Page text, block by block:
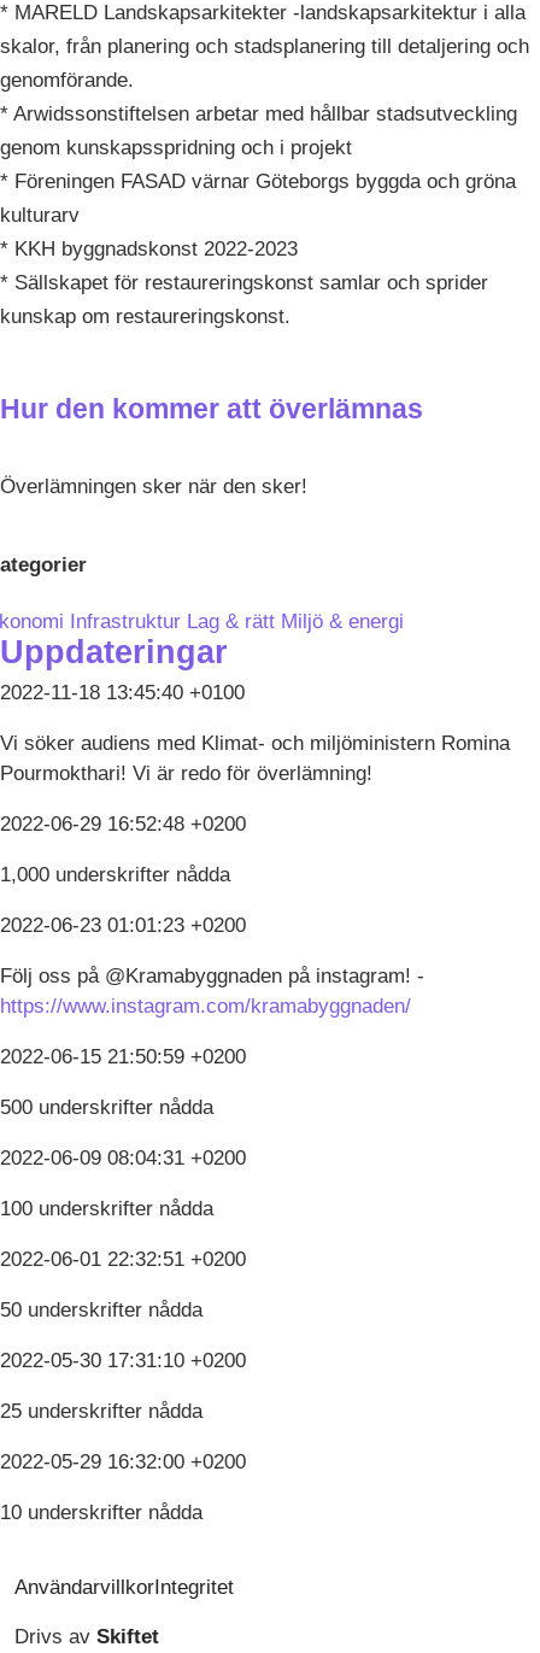
* MARELD Landskapsarkitekter -landskapsarkitektur i alla
skalor, från planering och stadsplanering till detaljering och
genomförande.
* Arwidssonstiftelsen arbetar med hållbar stadsutveckling
genom kunskapsspridning och i projekt
* Föreningen FASAD värnar Göteborgs byggda och gröna
kulturarv
* KKH byggnadskonst 2022-2023
* Sällskapet för restaureringskonst samlar och sprider
kunskap om restaureringskonst.
Hur den kommer att överlämnas
Överlämningen sker när den sker!
Infrastruktur Lag & rätt Miljö & energi
Uppdateringar
2022-11-18 13:45:40 +0100
Vi söker audiens med Klimat- och miljöministern Romina
Pourmokthari! Vi är redo för överlämning!
2022-06-29 16:52:48 +0200
1,000 underskrifter nådda
2022-06-23 01:01:23 +0200
Följ oss på @Kramabyggnaden på instagram! -
https://www.instagram.com/kramabyggnaden/
2022-06-15 21:50:59 +0200
500 underskrifter nådda
2022-06-09 08:04:31 +0200
100 underskrifter nådda
2022-06-01 22:32:51 +0200
50 underskrifter nådda
2022-05-30 17:31:10 +0200
25 underskrifter nådda
2022-05-29 16:32:00 +0200
10 underskrifter nådda
AnvändarvillkorIntegritet
Drivs av Skiftet